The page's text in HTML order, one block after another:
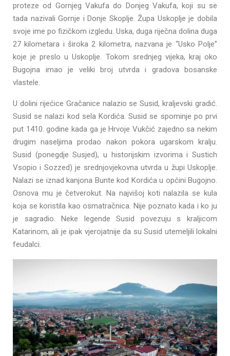
proteze od Gornjeg Vakufa do Donjeg Vakufa, koji su se
tada nazivali Gornje i Donje Skoplje. Župa Uskoplje je dobila
svoje ime po fizičkom izgledu. Uska, duga riječna dolina duga
27 kilometara i široka 2 kilometra, nazvana je “Usko Polje”
koje je preslo u Uskoplje. Tokom srednjeg vijeka, kraj oko
Bugojna imao je veliki broj utvrda i gradova bosanske
vlastele.
U dolini rijećice Gračanice nalazio se Susid, kraljevski gradić.
Susid se nalazi kod sela Kordića. Susid se spominje po prvi
put 1410. godine kada ga je Hrvoje Vukčić zajedno sa nekim
drugim naseljima prodao nakon pokora ugarskom kralju.
Susid (ponegdje Susjed), u historijskim izvorima i Sustich
Vsopio i Sozzed) je srednjovjekovna utvrda u župi Uskoplje.
Nalazi se iznad kanjona Bunte kod Kordića u općini Bugojno.
Osnova mu je četverokut. Na najvišoj koti nalazila se kula
koja se koristila kao osmatračnica. Nije poznato kada i ko ju
je sagradio. Neke legende Susid povezuju s kraljicom
Katarinom, ali je ipak vjerojatnije da su Susid utemeljili lokalni
feudalci.